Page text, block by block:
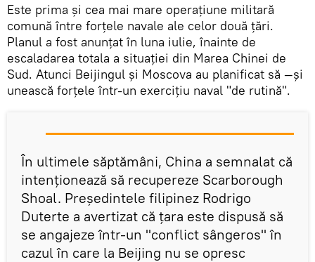
Este prima şi cea mai mare operațiune militară
comună între forțele navale ale celor două țări.
Planul a fost anunţat în luna iulie, înainte de
escaladarea totala a situației din Marea Chinei de
Sud. Atunci Beijingul și Moscova au planificat să —și
unească forțele într-un exercițiu naval "de rutină".
În ultimele săptămâni, China a semnalat că
intenționează să recupereze Scarborough
Shoal. Preşedintele filipinez Rodrigo
Duterte a avertizat că țara este dispusă să
se angajeze într-un "conflict sângeros" în
cazul în care la Beijing nu se opresc